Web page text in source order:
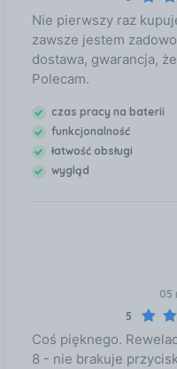
Nie pierwszy raz
zawsze jestem
dostawa, gwarancja,
Polecam.
czas pracy na baterii
funkcjonalność
łatwość obsługi
wygląd
05
5
Coś pięknego.
8 - nie brakuje